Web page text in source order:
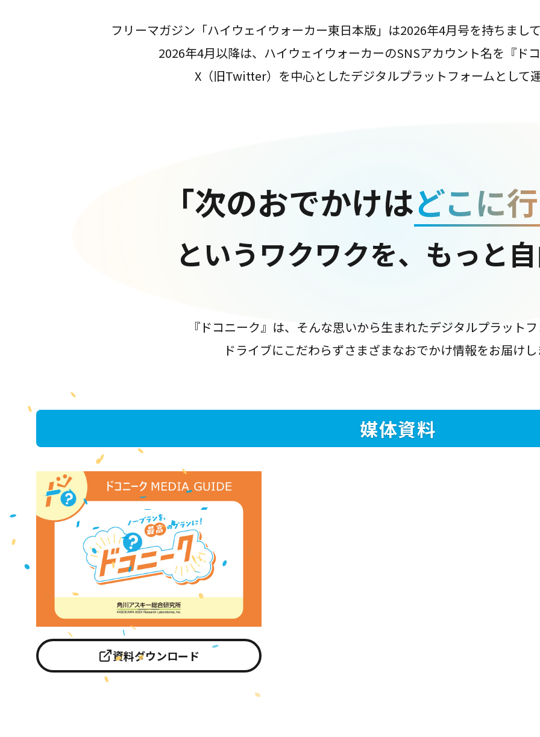
フリーマガジン「ハイウェイウォーカー東日本版」は2026年4月号を持ちまし
2026年4月以降は、ハイウェイウォーカーのSNSアカウント名を『ド
X（旧Twitter）を中心としたデジタルプラットフォームとして
「次のおでかけはどこに
というワクワクを、もっと
『ドコニーク』は、そんな思いから生まれたデジタルプラット
ドライブにこだわらずさまざまなおでかけ情報をお届け
媒体資料
資料ダウンロード